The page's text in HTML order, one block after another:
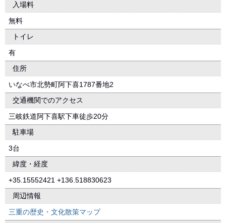
入場料
無料
トイレ
有
住所
いなべ市北勢町阿下喜1787番地2
交通機関でのアクセス
三岐鉄道阿下喜駅下車徒歩20分
駐車場
3台
緯度・経度
+35.15552421 +136.518830623
周辺情報
三重の歴史・文化散策マップ